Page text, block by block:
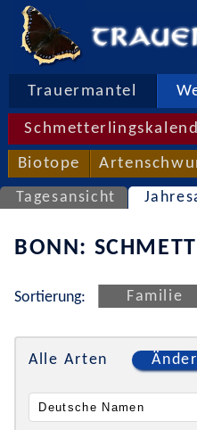
Trauermantel
Biotope
Tagesansicht
BONN:
Sortierung: Familie
Alle Arten